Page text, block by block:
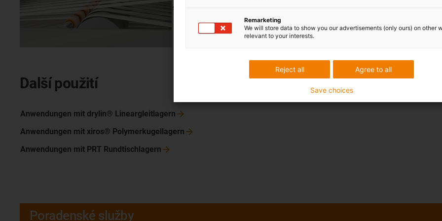
stroji
Další použití
Anwendungen mit drylin® Lineargleitlagern
Anwendungen mit xiros® Polymerkugellagern
Anwendungen mit PRT Rundtischlagern
Poradenské služby
Remarketing
We will store data to show you our advertisements (only ours) on other
relevant to your interests.
Agree to all
Reject all
Save choices